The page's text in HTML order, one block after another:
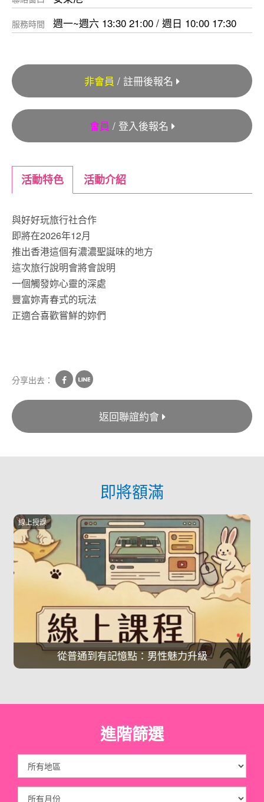
服務時間 週一~週六 13:30 21:00 / 週日 10:00 17:30
非會員 / 註冊後報名
會員 / 登入後報名
活動特色 活動介紹
與好好玩旅行社合作
即將在2026年12月
推出香港這個有濃濃聖誕味的地方
這次旅行說明會將會說明
一個觸發妳心靈的深處
豐富妳青春式的玩法
正適合喜歡嘗鮮的妳們
分享出去：
返回聯誼約會
即將額滿
從普通到有記憶點：男性魅力升級
線上授課
進階篩選